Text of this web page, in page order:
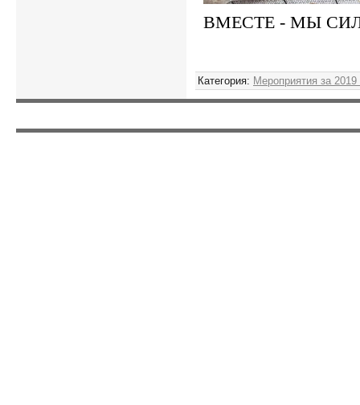
ВМЕСТЕ - МЫ
Категория: Мероприятия за 2019